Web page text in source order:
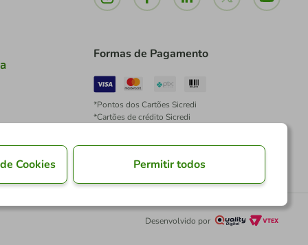
Formas de Pagamento
*Pontos dos Cartões Sicredi
*Cartões de crédito Sicredi
Desenvolvido por
Cookies Permitir todos